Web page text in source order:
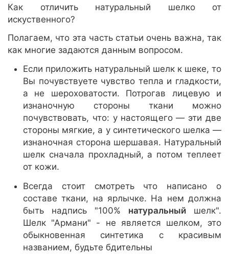
Как отличить натуральный шелко от
искуственного?
Полагаем, что эта часть статьи очень важна, так
как многие задаются данным вопросом.
Если приложить натуральный шелк к шеке, то
Вы почувствуете чувство тепла и гладкости,
а не шероховатости. Потрогав лицевую и
изнаночную стороны ткани можно
почувствовать, что: у настоящего — эти две
стороны мягкие, а у синтетического шелка —
изнаночная сторона шершавая. Натуральный
шелк сначала прохладный, а потом теплеет
от кожи.
Всегда стоит смотреть что написано о
составе ткани, на ярлычке. На нем должна
быть надпись "100% натуральный шелк".
Шелк "Армани" - не является шелком, это
обыкновенная синтетика с красивым
названием, будьте бдительны